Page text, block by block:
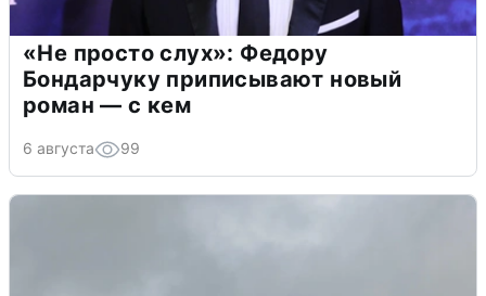
«Не просто слух»: Федору
Бондарчуку приписывают новый
роман — с кем
6 августа 99